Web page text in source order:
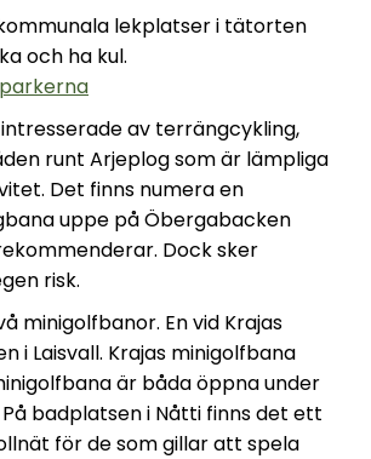
lekplatser i tätorten
och ha kul.
av terrängcykling,
runt Arjeplog som är lämpliga
Det finns numera en
uppe på Öbergabacken
Dock sker
risk.
minigolfbanor. En vid Krajas
i Laisvall. Krajas minigolfbana
är båda öppna under
badplatsen i Nåtti finns det ett
för de som gillar att spela